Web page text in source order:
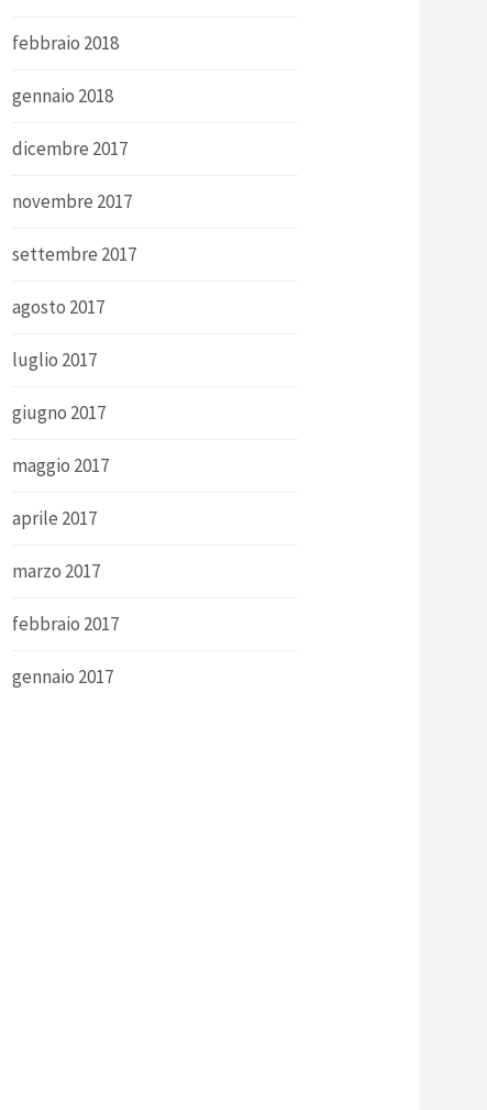
febbraio 2018
gennaio 2018
dicembre 2017
novembre 2017
settembre 2017
agosto 2017
luglio 2017
giugno 2017
maggio 2017
aprile 2017
marzo 2017
febbraio 2017
gennaio 2017